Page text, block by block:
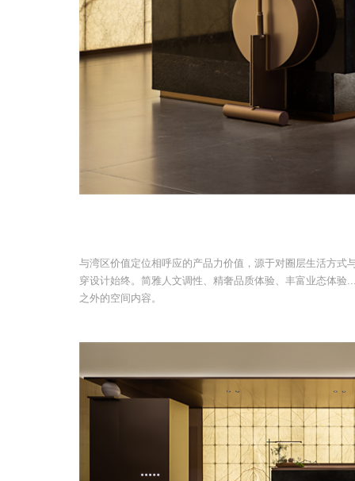
与湾区价值定位相呼应的产品力价值，源于对圈层生活方式
穿设计始终。简雅人文调性、精奢品质体验、丰富业态体
之外的空间内容。